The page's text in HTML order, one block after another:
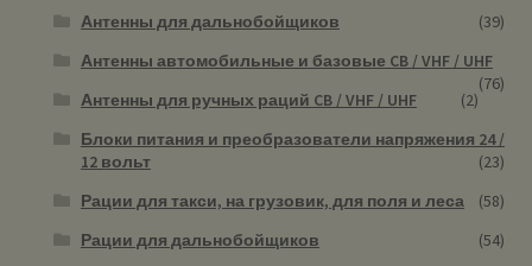
Антенны для дальнобойщиков
(39)
Антенны автомобильные и базовые CB / VHF / UHF
(76)
Антенны для ручных раций CB / VHF / UHF
(2)
Блоки питания и преобразователи напряжения 24 /
12 вольт
(23)
Рации для такси, на грузовик, для поля и леса
(58)
Рации для дальнобойщиков
(54)